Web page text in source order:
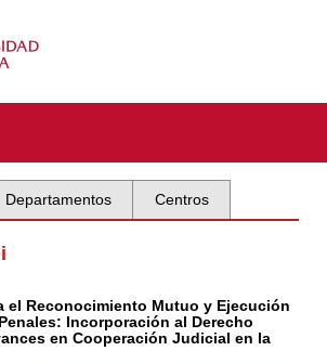
Departamentos Centros
el Reconocimiento Mutuo y Ejecución
Incorporación al Derecho
en Cooperación Judicial en la